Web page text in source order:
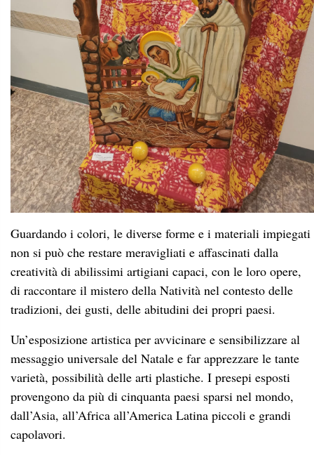
Guardando i colori, le diverse forme e i materiali impiegati
non si può che restare meravigliati e affascinati dalla
creatività di abilissimi artigiani capaci, con le loro opere,
di raccontare il mistero della Natività nel contesto delle
tradizioni, dei gusti, delle abitudini dei propri paesi.
Un’esposizione artistica per avvicinare e sensibilizzare al
messaggio universale del Natale e far apprezzare le tante
varietà, possibilità delle arti plastiche. I presepi esposti
provengono da più di cinquanta paesi sparsi nel mondo,
dall’Asia, all’Africa all’America Latina piccoli e grandi
capolavori.